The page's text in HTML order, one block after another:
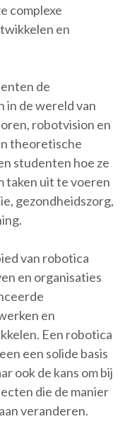
complexe
en
de
in de wereld van
robotvision en
theoretische
studenten hoe ze
taken uit te voeren
gezondheidszorg,
van robotica
en organisaties
en
Een robotica
een solide basis
ook de kans om bij
die de manier
veranderen.